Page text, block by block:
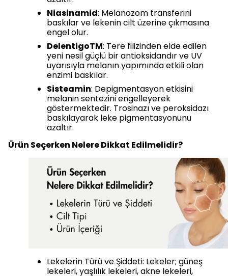
Niasinamid: Melanozom transferini
baskılar ve lekenin cilt üzerine çıkmasına
engel olur.
DelentigoTM: Tere filizinden elde edilen
yeni nesil güçlü bir antioksidandır ve UV
uyarısıyla melanın yapımında etkili olan
enzimi baskılar.
Sisteamin: Depigmentasyon etkisini
melanin sentezini engelleyerek
göstermektedir. Trosinazı ve peroksidazı
baskılayarak leke pigmentasyonunu
azaltır.
Ürün Seçerken Nelere Dikkat Edilmelidir?
Lekelerin Türü ve Şiddeti: Lekeler; güneş
lekeleri, yaşlılık lekeleri, akne lekeleri,